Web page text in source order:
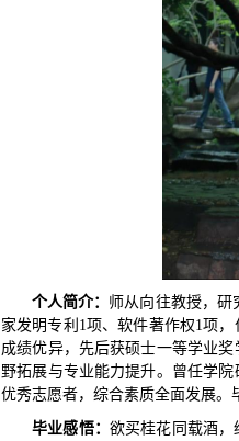
个人简介： 师从向往教授，研
家发明专利1项、软件著作权1项
成绩优异，先后获硕士一等学业
野拓展与专业能力提升。曾任学
优秀志愿者，综合素质全面发展。
毕业感悟： 欲买桂花同载酒